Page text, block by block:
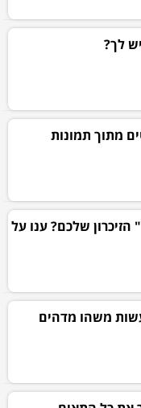
לך?
מתוך תמונות
שלכם? ענו על
משהו מדהים